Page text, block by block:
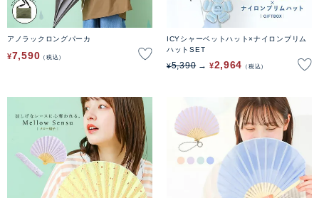
アノラックロングパーカ
¥7,590 税込
ICYシャーベットハット×ナイロンブリム
ハットSET
¥5,390 ¥2,964 税込